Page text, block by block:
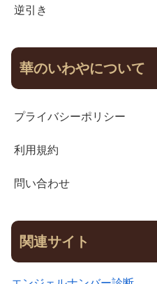
逆引き
華のいわやについて
プライバシーポリシー
利用規約
問い合わせ
関連サイト